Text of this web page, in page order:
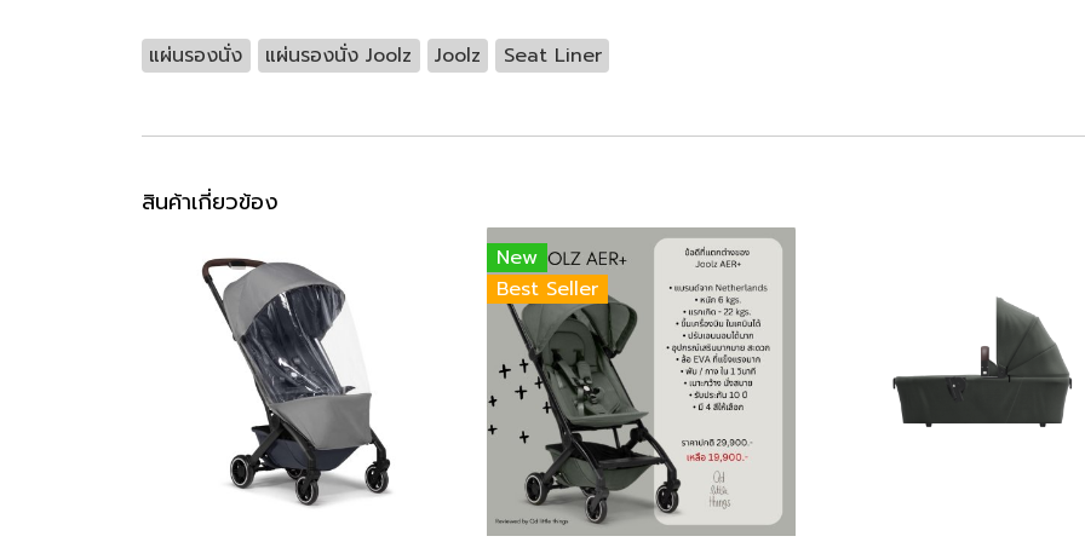
แผ่นรองนั่ง แผ่นรองนั่ง Joolz Joolz Seat Liner
สินค้าเกี่ยวข้อง
New
Best Seller